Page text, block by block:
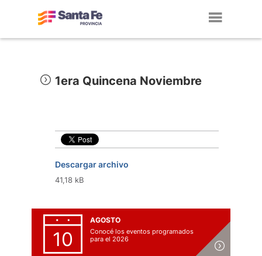
1era Quincena Noviembre
Descargar archivo
41,18 kB
10
AGOSTO
Conocé los eventos programados
para el 2026